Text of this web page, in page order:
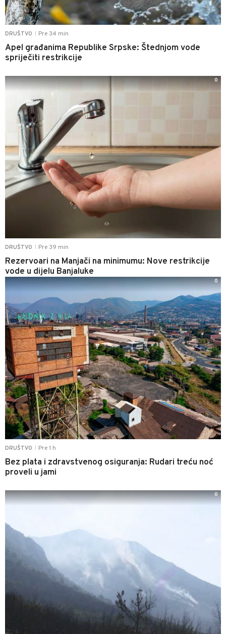
DRUŠTVO Pre 34 min
Apel građanima Republike Srpske: Štednjom vode
spriječiti restrikcije
DRUŠTVO Pre 39 min
Rezervoari na Manjači na minimumu: Nove restrikcije
vode u dijelu Banjaluke
0
DRUŠTVO Pre 1 h
Bez plata i zdravstvenog osiguranja: Rudari treću noć
proveli u jami
0
0